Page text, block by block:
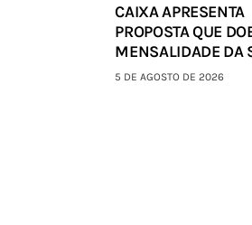
CAIXA APRESENTA
PROPOSTA QUE
MENSALIDADE DA
5 DE AGOSTO DE 2026